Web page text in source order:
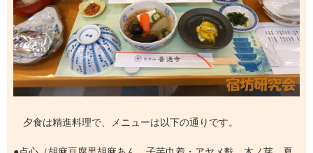
夕食は精進料理で、メニューは以下の通りです。